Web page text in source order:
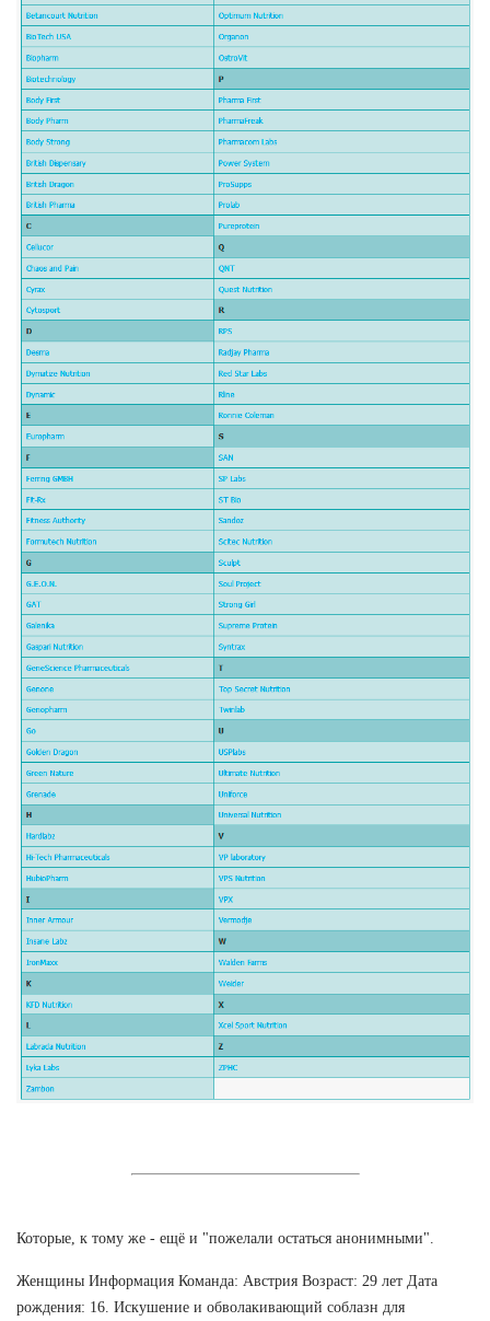
Которые, к тому же - ещё и "пожелали остаться анонимными".
Женщины Информация Команда: Австрия Возраст: 29 лет Дата
рождения: 16. Искушение и обволакивающий соблазн для